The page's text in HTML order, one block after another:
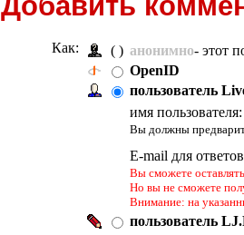
Как: ( ) анонимно- этот
OpenID
пользователь
имя
Вы должны
E-mail для
Вы сможете
Но вы не сможете
Внимание: на
пользователь